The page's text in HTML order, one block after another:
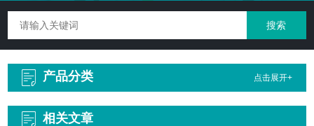
产品分类 点击展开+
相关文章